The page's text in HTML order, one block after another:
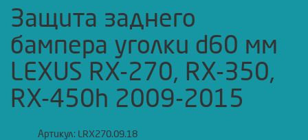
Защита заднего
бампера уголки d60 мм
LEXUS RX-270, RX-350,
RX-450h 2009-2015
Артикул: LRX270.09.18